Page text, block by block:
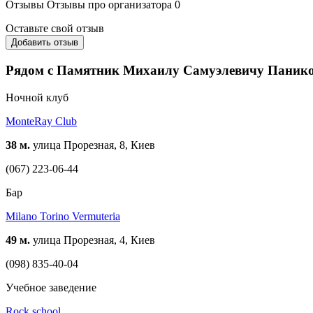
Отзывы Отзывы про организатора 0
Оставьте свой отзыв
Добавить отзыв
Рядом с Памятник Михаилу Самуэлевичу
Ночной клуб
MonteRay Club
38 м. улица Прорезная, 8, Киев
(067) 223-06-44
Бар
Milano Torino Vermuteria
49 м. улица Прорезная, 4, Киев
(098) 835-40-04
Учебное заведение